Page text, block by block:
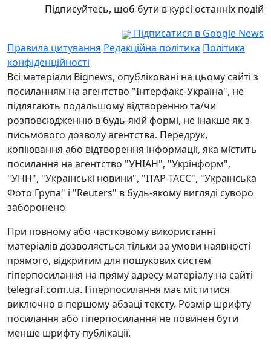
Підписуйтесь, щоб бути в курсі останніх подій
Підписатися в Google News
Правила цитування Редакційна політика Політика
конфіденційності
Всі матеріали Bignews, опубліковані на цьому сайті з
посиланням на агентство "Інтерфакс-Україна", не
підлягають подальшому відтворенню та/чи
розповсюдженню в будь-якій формі, не інакше як з
письмового дозволу агентства. Передрук,
копіювання або відтворення інформації, яка містить
посилання на агентство "УНІАН", "Укрінформ",
"УНН", "Українські новини", "ІТАР-ТАСС", "Українська
Фото Група" і "Reuters" в будь-якому вигляді суворо
заборонено
При повному або частковому використанні
матеріалів дозволяється тільки за умови наявності
прямого, відкритим для пошукових систем
гіперпосилання на пряму адресу матеріалу на сайті
telegraf.com.ua. Гіперпосилання має міститися
виключно в першому абзаці тексту. Розмір шрифту
посилання або гіперпосилання не повинен бути
менше шрифту публікації.